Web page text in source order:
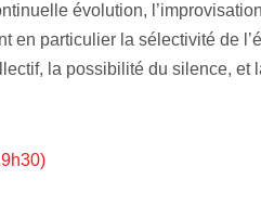
évolution,
en particulier la sélectivité de
la possibilité du silence, et